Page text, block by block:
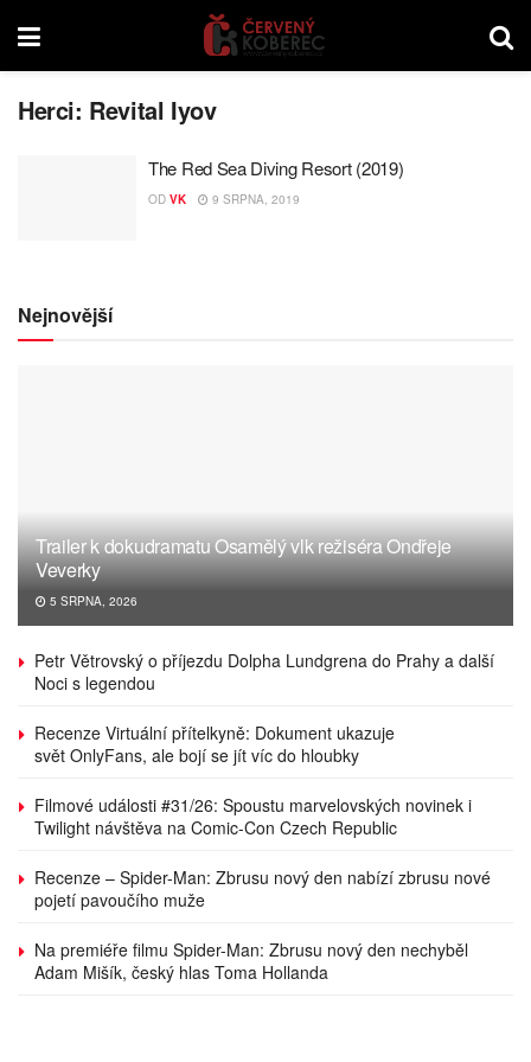
Herci: Revital Iyov
The Red Sea Diving Resort (2019)
OD VK 9 SRPNA, 2019
Nejnovější
Trailer k dokudramatu Osamělý vlk režiséra Ondřeje
Veverky
5 SRPNA, 2026
Petr Větrovský o příjezdu Dolpha Lundgrena do Prahy a další
Noci s legendou
Recenze Virtuální přítelkyně: Dokument ukazuje
svět OnlyFans, ale bojí se jít víc do hloubky
Filmové události #31/26: Spoustu marvelovských novinek i
Twilight návštěva na Comic-Con Czech Republic
Recenze – Spider-Man: Zbrusu nový den nabízí zbrusu nové
pojetí pavoučího muže
Na premiéře filmu Spider-Man: Zbrusu nový den nechyběl
Adam Mišík, český hlas Toma Hollanda